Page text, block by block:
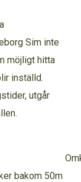
Sim inte
möjligt hitta
inställd.
utgår
bakom 50m